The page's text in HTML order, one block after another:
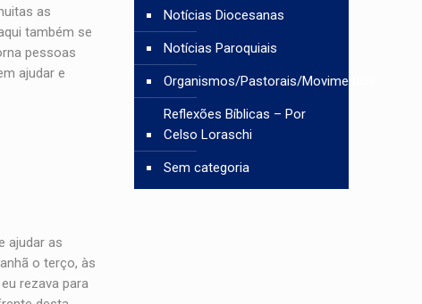
as
também se
pessoas
ajudar e
ajudar as
o terço, às
rezava para
Notícias Diocesanas
Notícias Paroquiais
Organismos/Pastorais/Movimentos
Reflexões Bíblicas – Por
Celso Loraschi
Sem categoria